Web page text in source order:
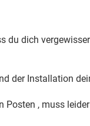
du dich
der Installation
Posten , muss